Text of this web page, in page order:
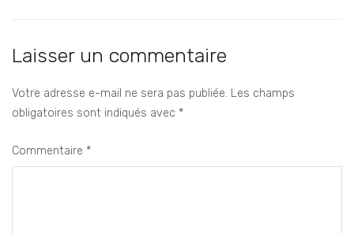
l’article
Laisser un commentaire
Votre adresse e-mail ne sera pas publiée. Les champs
obligatoires sont indiqués avec *
Commentaire *